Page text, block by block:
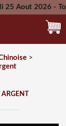
2026 -
2026
>